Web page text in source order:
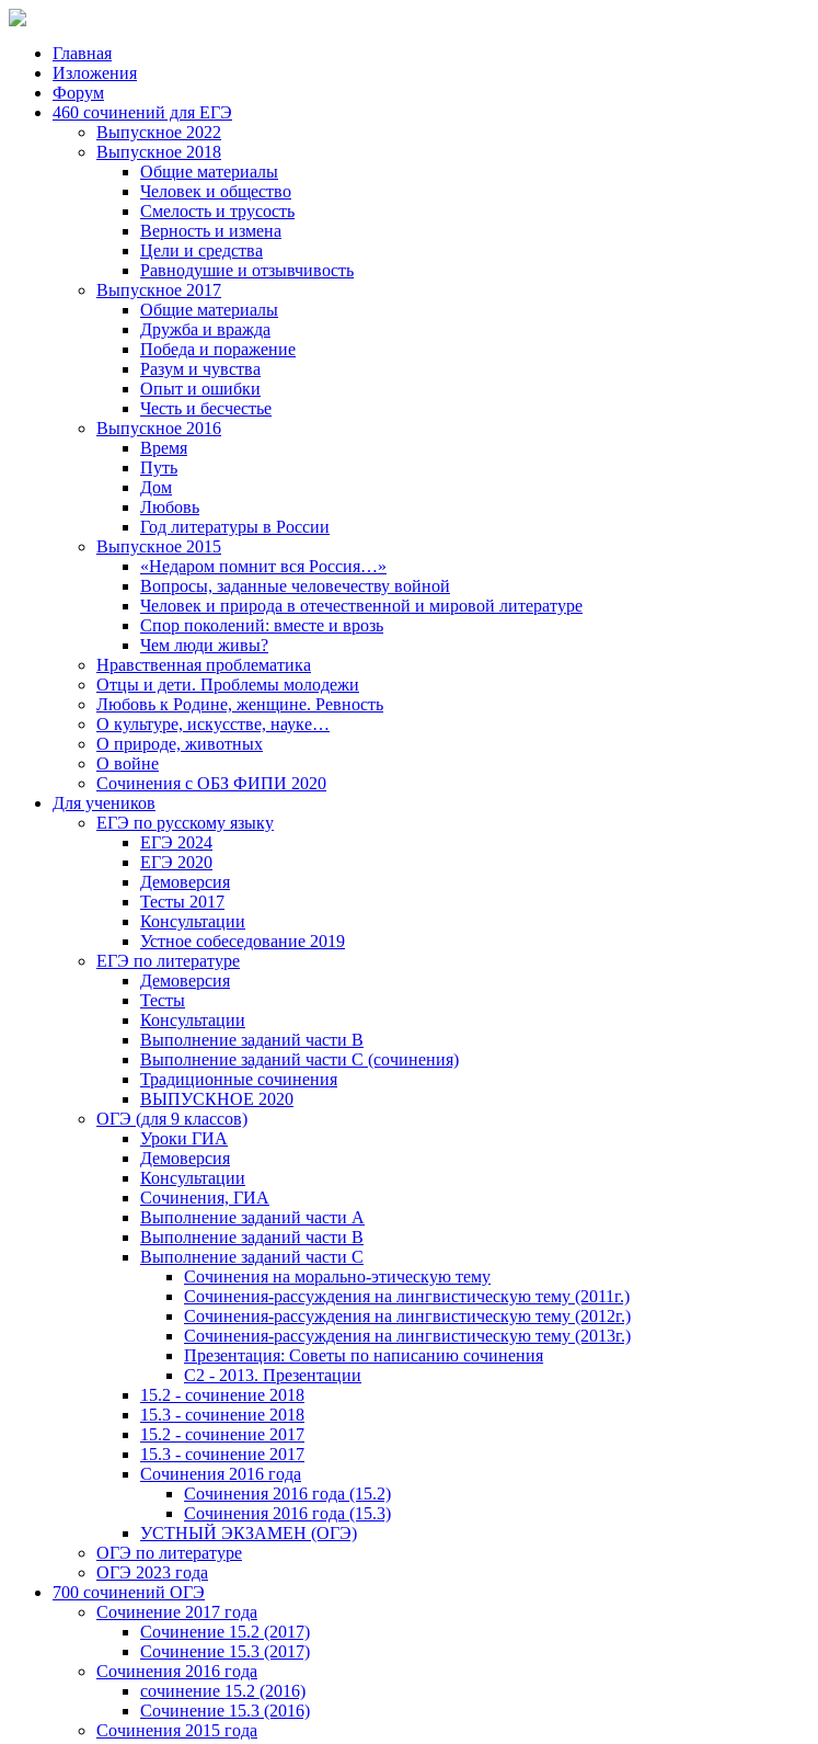
Главная
Изложения
Форум
460 сочинений для ЕГЭ
Выпускное 2022
Выпускное 2018
Общие материалы
Человек и общество
Смелость и трусость
Верность и измена
Цели и средства
Равнодушие и отзывчивость
Выпускное 2017
Общие материалы
Дружба и вражда
Победа и поражение
Разум и чувства
Опыт и ошибки
Честь и бесчестье
Выпускное 2016
Время
Путь
Дом
Любовь
Год литературы в России
Выпускное 2015
«Недаром помнит вся Россия…»
Вопросы, заданные человечеству войной
Человек и природа в отечественной и мировой литературе
Спор поколений: вместе и врозь
Чем люди живы?
Нравственная проблематика
Отцы и дети. Проблемы молодежи
Любовь к Родине, женщине. Ревность
О культуре, искусстве, науке…
О природе, животных
О войне
Сочинения с ОБЗ ФИПИ 2020
Для учеников
ЕГЭ по русскому языку
ЕГЭ 2024
ЕГЭ 2020
Демоверсия
Тесты 2017
Консультации
Устное собеседование 2019
ЕГЭ по литературе
Демоверсия
Тесты
Консультации
Выполнение заданий части В
Выполнение заданий части С (сочинения)
Традиционные сочинения
ВЫПУСКНОЕ 2020
ОГЭ (для 9 классов)
Уроки ГИА
Демоверсия
Консультации
Сочинения, ГИА
Выполнение заданий части А
Выполнение заданий части В
Выполнение заданий части С
Сочинения на морально-этическую тему
Сочинения-рассуждения на лингвистическую тему (2011г.)
Сочинения-рассуждения на лингвистическую тему (2012г.)
Сочинения-рассуждения на лингвистическую тему (2013г.)
Презентация: Советы по написанию сочинения
C2 - 2013. Презентации
15.2 - сочинение 2018
15.3 - сочинение 2018
15.2 - сочинение 2017
15.3 - сочинение 2017
Сочинения 2016 года
Сочинения 2016 года (15.2)
Сочинения 2016 года (15.3)
УСТНЫЙ ЭКЗАМЕН (ОГЭ)
ОГЭ по литературе
ОГЭ 2023 года
700 cочинений ОГЭ
Сочинение 2017 года
Сочинение 15.2 (2017)
Сочинение 15.3 (2017)
Сочинения 2016 года
сочинение 15.2 (2016)
Сочинение 15.3 (2016)
Сочинения 2015 года